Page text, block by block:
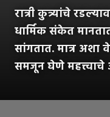
रात्री कुत्र्यांचे
धार्मिक संकेत
सांगतात. मात्र अशा
समजून घेणे